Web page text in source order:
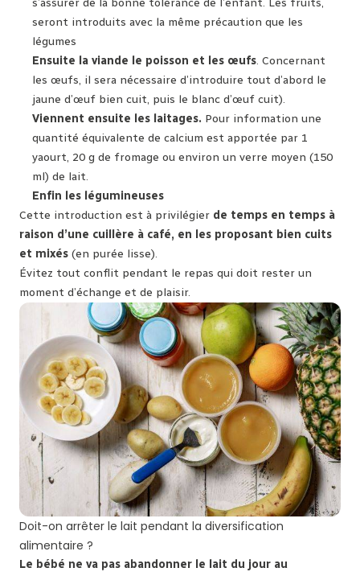
seront introduits avec la même précaution que les
légumes
Ensuite la viande le poisson et les œufs. Concernant
les œufs, il sera nécessaire d’introduire tout d’abord le
jaune d’œuf bien cuit, puis le blanc d’œuf cuit).
Viennent ensuite les laitages. Pour information une
quantité équivalente de calcium est apportée par 1
yaourt, 20 g de fromage ou environ un verre moyen (150
ml) de lait.
Enfin les légumineuses
Cette introduction est à privilégier de temps en temps à
raison d’une cuillère à café, en les proposant bien cuits
et mixés (en purée lisse).
Évitez tout conflit pendant le repas qui doit rester un
moment d’échange et de plaisir.
Doit-on arrêter le lait pendant la diversification
alimentaire ?
Le bébé ne va pas abandonner le lait du jour au